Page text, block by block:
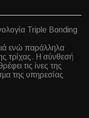
Triple Bonding
ενώ παράλληλα
τρίχας. Η σύνθεσή
τις ίνες της
της υπηρεσίας